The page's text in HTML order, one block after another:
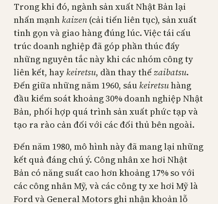
Trong khi đó, ngành sản xuất Nhật Bản lại
nhấn mạnh kaizen (cải tiến liên tục), sản xuất
tinh gọn và giao hàng đúng lúc. Việc tái cấu
trúc doanh nghiệp đã góp phần thúc đẩy
những nguyên tắc này khi các nhóm công ty
liên kết, hay keiretsu, dần thay thếzaibatsu.
Đến giữa những năm 1960, sáu keiretsuhàng
đầu kiểm soát khoảng 30% doanh nghiệp Nhật
Bản, phối hợp quá trình sản xuất phức tạp và
tạo ra rào cản đối với các đối thủ bên ngoài.
Đến năm 1980, mô hình này đã mang lại những
kết quả đáng chú ý. Công nhân xe hơi Nhật
Bản có năng suất cao hơn khoảng 17% so với
các công nhân Mỹ, và các công ty xe hơi Mỹ là
Ford và General Motors ghi nhận khoản lỗ